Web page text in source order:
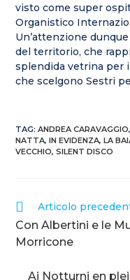
visto come super
Organistico
Un’attenzione
del territorio, che
splendida vetrina per
che scelgono Sestri
TAG:ANDREA CARAVAGGIO,
NATTA, IN EVIDENZA, LA
VECCHIO, SILENT DISCO
Articolo
Con Albertini e le
Morricone
Ai Notturni en